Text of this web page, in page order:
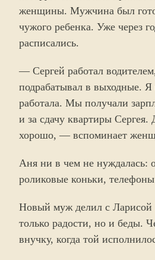
женщины. Мужчина был
чужого ребенка. Уже через
расписались.
— Сергей работал
подрабатывал в выходные. Я
работала. Мы получали
и за сдачу квартиры Сергея.
хорошо, — вспоминает
Аня ни в чем не нуждалась:
роликовые коньки,
Новый муж делил с Ларисой
только радости, но и беды.
внучку, когда той